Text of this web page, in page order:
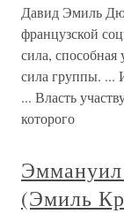
Давид Эмиль
французской
сила,
сила группы. ...
... Власть
которого
(Эмиль